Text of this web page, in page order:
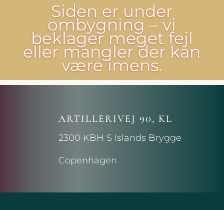
Siden er under
ombygning – vi
beklager meget fejl
eller mangler der kan
være imens.
ARTILLERIVEJ 90, KL
2300 KBH S Islands Brygge
Copenhagen